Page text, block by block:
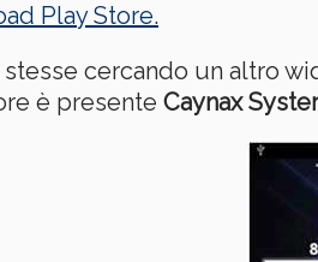
Play Store.
stesse cercando un altro
è presente Caynax